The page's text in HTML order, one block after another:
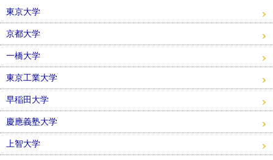
東京大学
京都大学
一橋大学
東京工業大学
早稲田大学
慶應義塾大学
上智大学